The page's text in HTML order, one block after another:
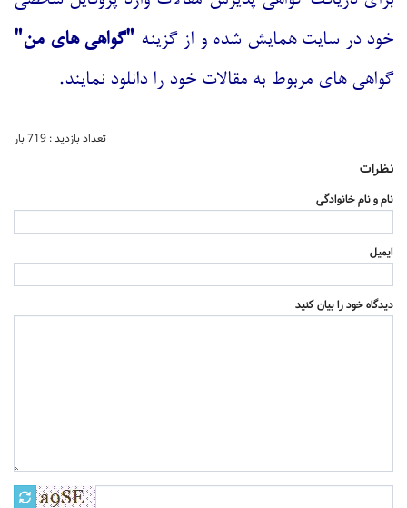
خود در سایت همایش شده و از گزینه "گواهی های من"
گواهی های مربوط به مقالات خود را دانلود نمایند.
تعداد بازدید : 719 بار
نظرات
نام و نام خانوادگی
ایمیل
دیدگاه خود را بیان کنید